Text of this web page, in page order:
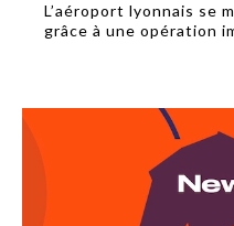
L’aéroport lyonnais se
grâce à une opération